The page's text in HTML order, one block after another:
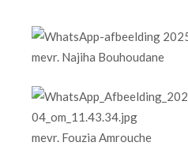
mevr. Najiha Bouhoudane
mevr. Fouzia Amrouche